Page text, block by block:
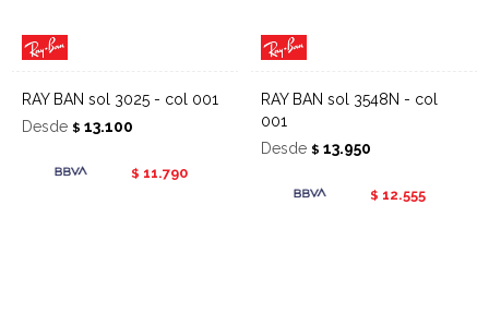
RAY BAN sol 3025 - col 001
Desde $ 13.100
$ 11.790
RAY BAN sol 3548N - col
001
Desde $ 13.950
$ 12.555